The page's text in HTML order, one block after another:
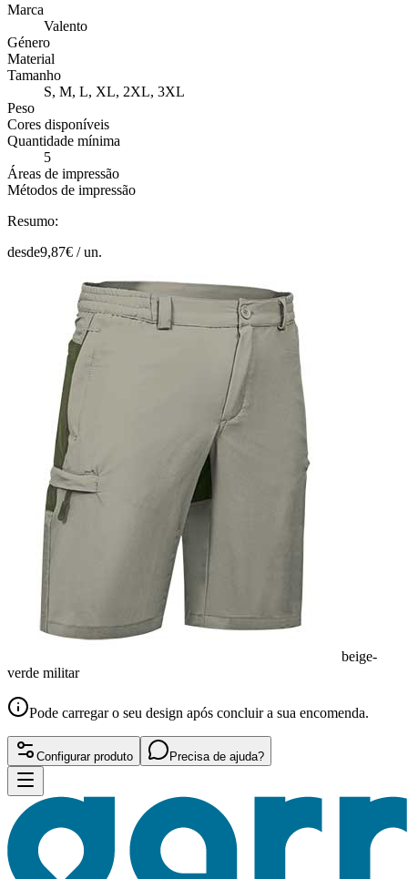
Marca
Valento
Género
Material
Tamanho
S, M, L, XL, 2XL, 3XL
Peso
Cores disponíveis
Quantidade mínima
5
Áreas de impressão
Métodos de impressão
Resumo:
desde9,87€ /un.
beige-
verde militar
Pode carregar o seu design após concluir a sua encomenda.
Configurar produto Precisa de ajuda?